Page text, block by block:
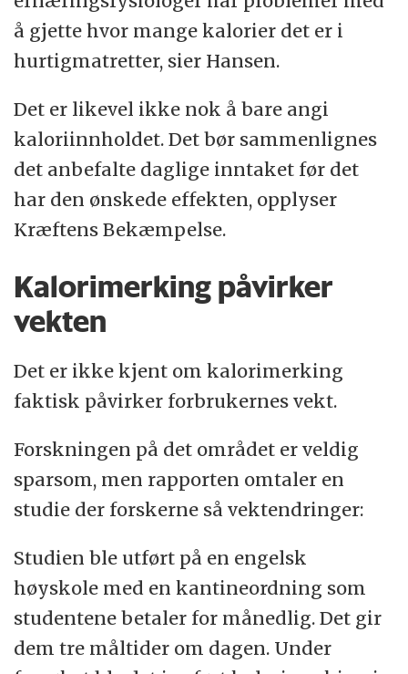
å gjette hvor mange kalorier det er i
hurtigmatretter, sier Hansen.
Det er likevel ikke nok å bare angi
kaloriinnholdet. Det bør sammenlignes
det anbefalte daglige inntaket før det
har den ønskede effekten, opplyser
Kræftens Bekæmpelse.
Kalorimerking påvirker
vekten
Det er ikke kjent om kalorimerking
faktisk påvirker forbrukernes vekt.
Forskningen på det området er veldig
sparsom, men rapporten omtaler en
studie der forskerne så vektendringer:
Studien ble utført på en engelsk
høyskole med en kantineordning som
studentene betaler for månedlig. Det gir
dem tre måltider om dagen. Under